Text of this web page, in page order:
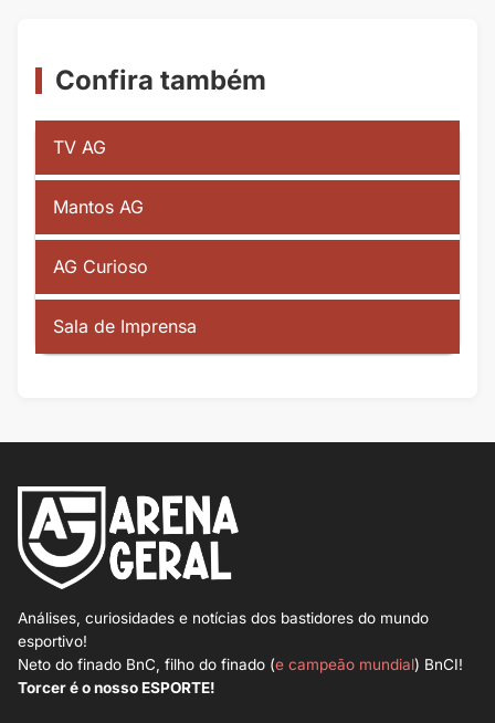
Confira também
TV AG
Mantos AG
AG Curioso
Sala de Imprensa
Análises, curiosidades e notícias dos bastidores do mundo
esportivo!
Neto do finado BnC, filho do finado (e campeão mundial) BnCI!
Torcer é o nosso ESPORTE!